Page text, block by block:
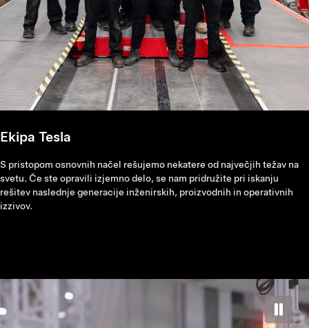
S pristopom osnovnih načel rešujemo nekatere od največjih težav na
svetu. Če ste opravili izjemno delo, se nam pridružite pri iskanju
rešitev naslednje generacije inženirskih, proizvodnih in operativnih
izzivov.
Ekipa Tesla